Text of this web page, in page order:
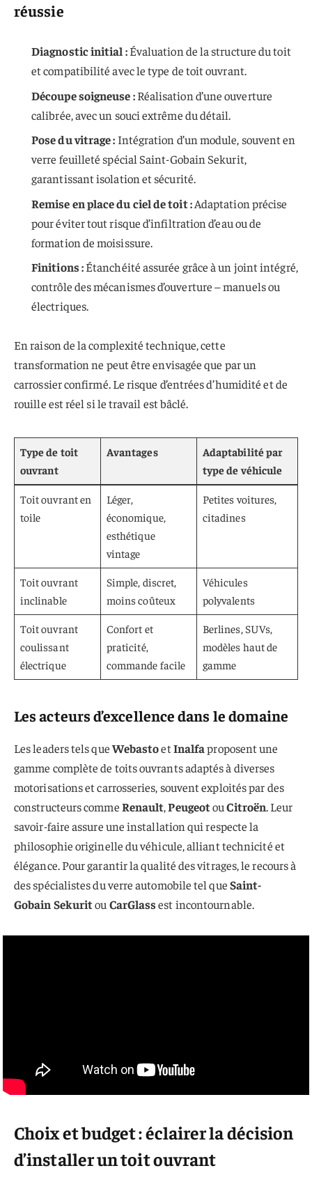
réussie
Diagnostic initial :Évaluation de la structure du toit
et compatibilité avec le type de toit ouvrant.
Découpe soigneuse :Réalisation d’une ouverture
calibrée, avec un souci extrême du détail.
Pose du vitrage : Intégration d’un module, souvent en
verre feuilleté spécial Saint-Gobain Sekurit,
garantissant isolation et sécurité.
Remise en place du ciel de toit :Adaptation précise
pour éviter tout risque d’infiltration d’eau ou de
formation de moisissure.
Finitions :Étanchéité assurée grâce à un joint intégré,
contrôle des mécanismes d’ouverture – manuels ou
électriques.
En raison de la complexité technique, cette
transformation ne peut être envisagée que par un
carrossier confirmé. Le risque d’entrées d’humidité et de
rouille est réel si le travail est bâclé.
Type de toit
ouvrant
Avantages
Adaptabilité par
type de véhicule
Toit ouvrant en
toile
Léger,
économique,
esthétique
vintage
Petites voitures,
citadines
Toit ouvrant
inclinable
Simple, discret,
moins coûteux
Véhicules
polyvalents
Toit ouvrant
coulissant
électrique
Confort et
praticité,
commande facile
Berlines, SUVs,
modèles haut de
gamme
Les acteurs d’excellence dans le domaine
Les leaders tels queWebastoetInalfaproposent une
gamme complète de toits ouvrants adaptés à diverses
motorisations et carrosseries, souvent exploités par des
constructeurs commeRenault,PeugeotouCitroën. Leur
savoir-faire assure une installation qui respecte la
philosophie originelle du véhicule, alliant technicité et
élégance. Pour garantir la qualité des vitrages, le recours à
des spécialistes du verre automobile tel queSaint-
Gobain Sekuritou CarGlassest incontournable.
Choix et budget : éclairer la décision
d’installer un toit ouvrant